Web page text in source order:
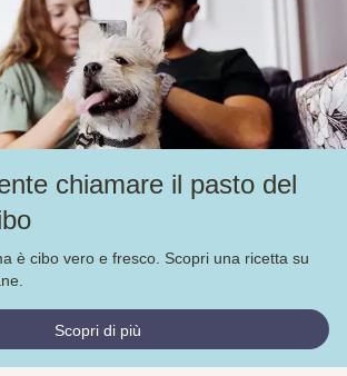
chiamare il pasto del
è cibo vero e fresco. Scopri una ricetta su
Scopri di più